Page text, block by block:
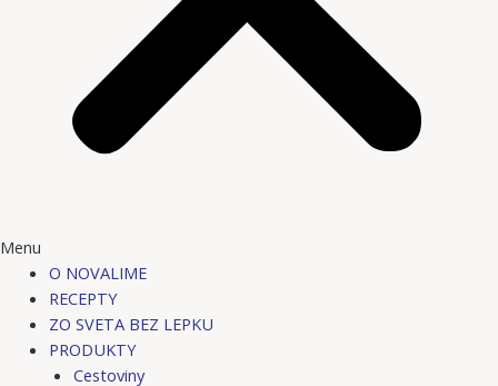
Menu
O NOVALIME
RECEPTY
ZO SVETA BEZ LEPKU
PRODUKTY
Cestoviny